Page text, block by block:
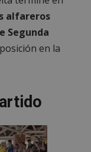
alfareros
Segunda
en la